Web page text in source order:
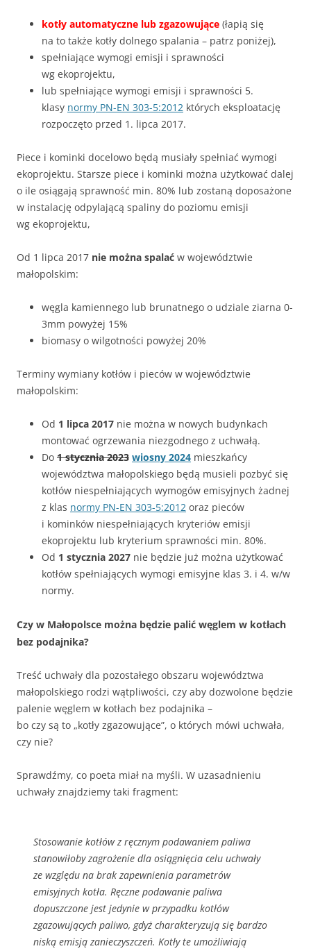
kotły automatyczne lub zgazowujące (łapią się
na to także kotły dolnego spalania – patrz poniżej),
spełniające wymogi emisji i sprawności
wg ekoprojektu,
lub spełniające wymogi emisji i sprawności 5.
klasy normy PN-EN 303-5:2012 których eksploatację
rozpoczęto przed 1. lipca 2017.
Piece i kominki docelowo będą musiały spełniać wymogi
ekoprojektu. Starsze piece i kominki można użytkować dalej
o ile osiągają sprawność min. 80% lub zostaną doposażone
w instalację odpylającą spaliny do poziomu emisji
wg ekoprojektu,
Od 1 lipca 2017 nie można spalać w województwie
małopolskim:
węgla kamiennego lub brunatnego o udziale ziarna 0-
3mm powyżej 15%
biomasy o wilgotności powyżej 20%
Terminy wymiany kotłów i pieców w województwie
małopolskim:
Od 1 lipca 2017 nie można w nowych budynkach
montować ogrzewania niezgodnego z uchwałą.
Do 1 stycznia 2023 wiosny 2024 mieszkańcy
województwa małopolskiego będą musieli pozbyć się
kotłów niespełniających wymogów emisyjnych żadnej
z klas normy PN-EN 303-5:2012 oraz pieców
i kominków niespełniających kryteriów emisji
ekoprojektu lub kryterium sprawności min. 80%.
Od 1 stycznia 2027 nie będzie już można użytkować
kotłów spełniających wymogi emisyjne klas 3. i 4. w/w
normy.
Czy w Małopolsce można będzie palić węglem w kotłach
bez podajnika?
Treść uchwały dla pozostałego obszaru województwa
małopolskiego rodzi wątpliwości, czy aby dozwolone będzie
palenie węglem w kotłach bez podajnika –
bo czy są to „kotły zgazowujące”, o których mówi uchwała,
czy nie?
Sprawdźmy, co poeta miał na myśli. W uzasadnieniu
uchwały znajdziemy taki fragment:
Stosowanie kotłów z ręcznym podawaniem paliwa
stanowiłoby zagrożenie dla osiągnięcia celu uchwały
ze względu na brak zapewnienia parametrów
emisyjnych kotła. Ręczne podawanie paliwa
dopuszczone jest jedynie w przypadku kotłów
zgazowujących paliwo, gdyż charakteryzują się bardzo
niską emisją zanieczyszczeń. Kotły te umożliwiają